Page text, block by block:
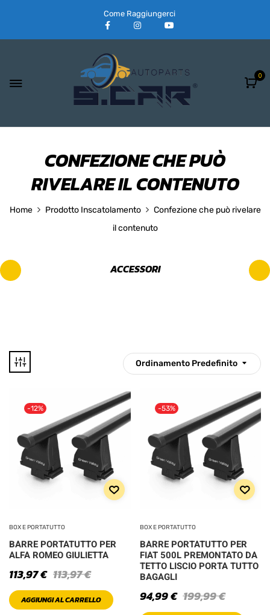
Come Raggiungerci
0
CONFEZIONE CHE PUÒ
RIVELARE IL CONTENUTO
Home Prodotto Inscatolamento
Confezione che può rivelare
il contenuto
ACCESSORI
67 83 114 130
Disponibile
PRODOTTO
Categorie prodotto
PRODOTTO
COLOR
Ordinamento Predefinito
-12%
BOX E PORTATUTTO
BARRE PORTATUTTO PER
ALFA ROMEO GIULIETTA
113,97€
113,97€
AGGIUNGI AL CARRELLO
-53%
BOX E PORTATUTTO
BARRE PORTATUTTO PER
FIAT 500L PREMONTATO DA
TETTO LISCIO PORTA TUTTO
BAGAGLI
199,99€
94,99€